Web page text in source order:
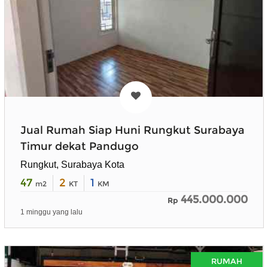
Jual Rumah Siap Huni Rungkut Surabaya
Timur dekat Pandugo
Rungkut, Surabaya Kota
47 m2 2 KT 1 KM
Rp 445.000.000
1 minggu yang lalu
RUMAH